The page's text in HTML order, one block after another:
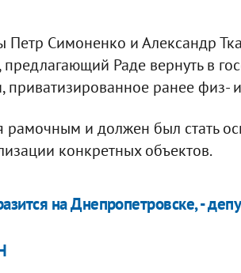
Петр Симоненко и Александр
Раде вернуть в
приватизированное ранее физ-
рамочным и должен был стать
конкретных объектов.
на Днепропетровске, -